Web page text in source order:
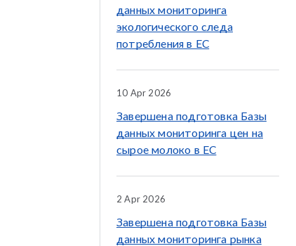
данных мониторинга
экологического следа
потребления в ЕС
10 Apr 2026
Завершена подготовка Базы
данных мониторинга цен на
сырое молоко в ЕС
2 Apr 2026
Завершена подготовка Базы
данных мониторинга рынка